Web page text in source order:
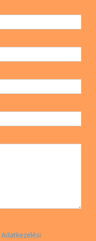
Adatkezelési